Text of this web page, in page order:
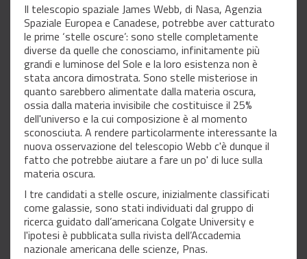
Il telescopio spaziale James Webb, di Nasa, Agenzia
Spaziale Europea e Canadese, potrebbe aver catturato
le prime ‘stelle oscure’: sono stelle completamente
diverse da quelle che conosciamo, infinitamente più
grandi e luminose del Sole e la loro esistenza non è
stata ancora dimostrata. Sono stelle misteriose in
quanto sarebbero alimentate dalla materia oscura,
ossia dalla materia invisibile che costituisce il 25%
dell'universo e la cui composizione è al momento
sconosciuta. A rendere particolarmente interessante la
nuova osservazione del telescopio Webb c'è dunque il
fatto che potrebbe aiutare a fare un po' di luce sulla
materia oscura.
I tre candidati a stelle oscure, inizialmente classificati
come galassie, sono stati individuati dal gruppo di
ricerca guidato dall’americana Colgate University e
l'ipotesi è pubblicata sulla rivista dell’Accademia
nazionale americana delle scienze, Pnas.